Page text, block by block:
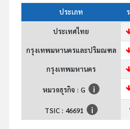
ประเภท
ประเทศไทย
กรุงเทพมหานครและปริมณฑล
กรุงเทพมหานคร
หมวดธุรกิจ : G
TSIC : 46691